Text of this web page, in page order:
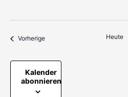
VorherigeVeranstaltungen Heute
Kalender
abonnieren